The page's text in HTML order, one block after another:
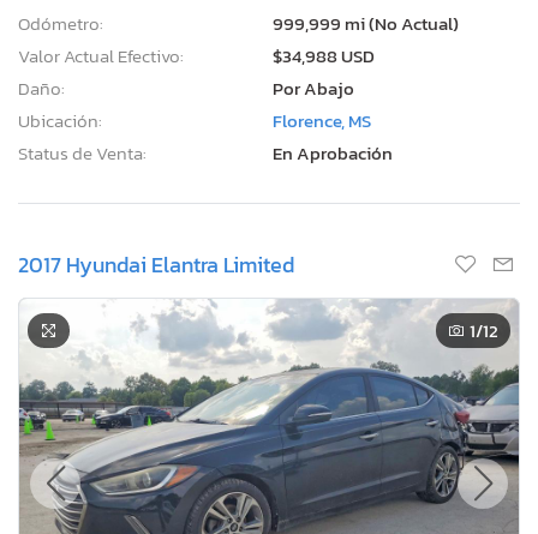
Odómetro:
999,999 mi (No Actual)
Valor Actual Efectivo:
$34,988 USD
Daño:
Por Abajo
Ubicación:
Florence, MS
Status de Venta:
En Aprobación
2017 Hyundai Elantra Limited
1/12